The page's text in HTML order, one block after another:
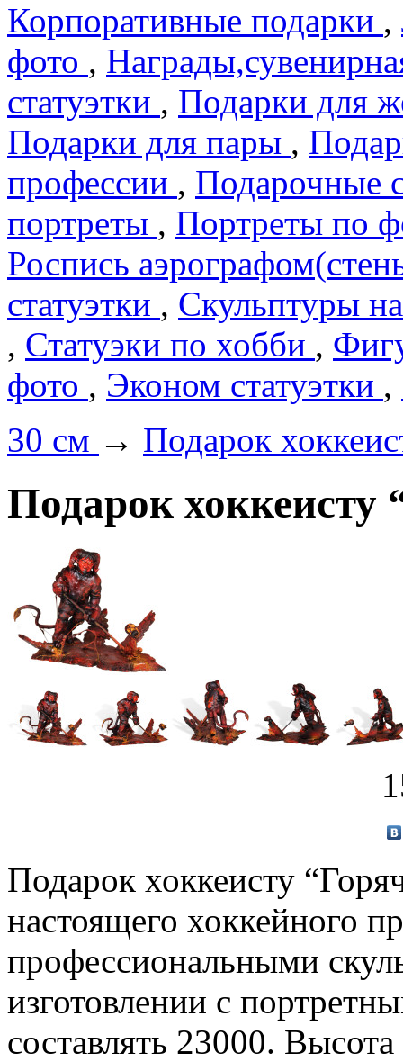
Корпоративные подарки ,
фото ,
статуэтки , Подарки для
Подарки для пары ,
профеcсии , Подарочные
портреты , Портреты по
Роспись
статуэтки , Скульптуры
, Статуэки по хобби ,
фото , Эконом статуэтки ,
30 см → Подарок
Подарок хоккеисту
Подарок хоккеисту
настоящего хоккейного
профессиональными
изготовлении с
составлять 23000.